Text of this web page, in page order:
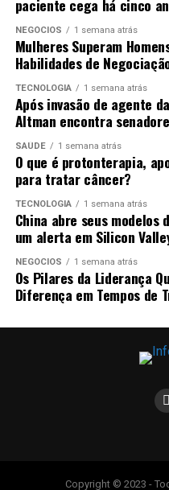
que a Alerj realizasse
do estado.
Na quinta-feira (26), o
Ruas, do mesmo partido
eleito presidente da
governador-tampão.
doTJRJ anulou a votação
A desembargadora Suely
em exercício do TJRJ,
na Alerj só poderia ser
dos votos pelo Tribunal
conforme determinou o
(TSE), na decisão que
presidente da Alerj.
A retotalização consiste
paciente cega há cinco
NEGÓCIOS 1 semana atrás
Mulheres Superam
Habilidades de
TECNOLOGIA 1 semana atrás
Após invasão de agente
Altman encontra
SAÚDE 1 semana atrás
O que é protonterapia,
para tratar câncer?
TECNOLOGIA 1 semana atrás
China abre seus modelos
um alerta em Silicon
NEGÓCIOS 1 semana atrás
Os Pilares da Liderança
Diferença em Tempos de
Copyright © 2023 -